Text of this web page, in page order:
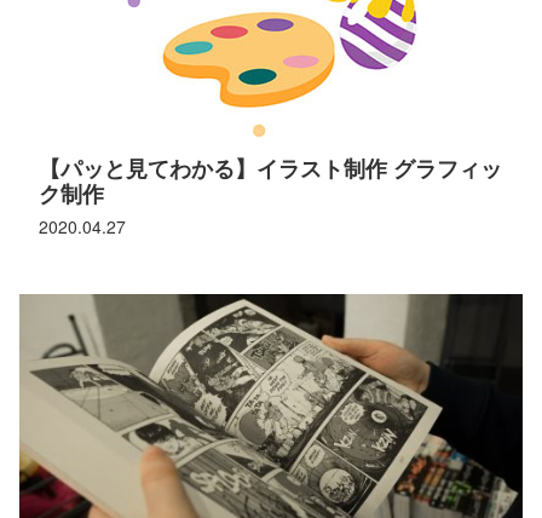
2020.04.27
【パッと見てわかる】イラスト制作 グラフィッ
ク制作